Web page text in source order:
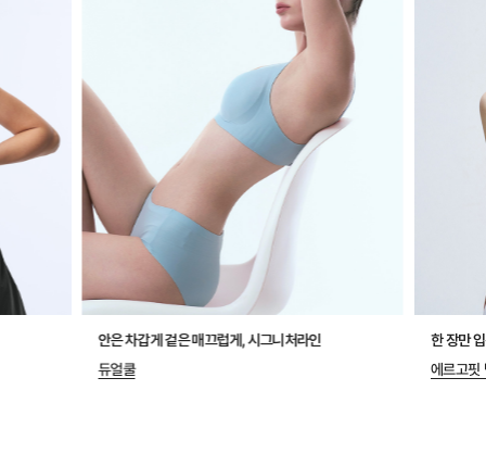
안은 차갑게 겉은 매끄럽게, 시그니처라인
듀얼쿨
한 장만
에르고핏